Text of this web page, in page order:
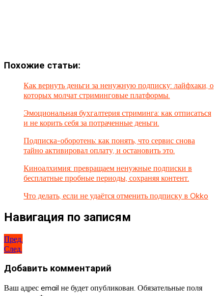
Похожие статьи:
Как вернуть деньги за ненужную подписку: лайфхаки, о
которых молчат стриминговые платформы.
Эмоциональная бухгалтерия стриминга: как отписаться
и не корить себя за потраченные деньги.
Подписка-оборотень: как понять, что сервис снова
тайно активировал оплату, и остановить это.
Киноалхимия: превращаем ненужные подписки в
бесплатные пробные периоды, сохраняя контент.
Что делать, если не удаётся отменить подписку в Okko
Навигация по записям
Пред.
След.
Добавить комментарий
Ваш адрес email не будет опубликован. Обязательные поля